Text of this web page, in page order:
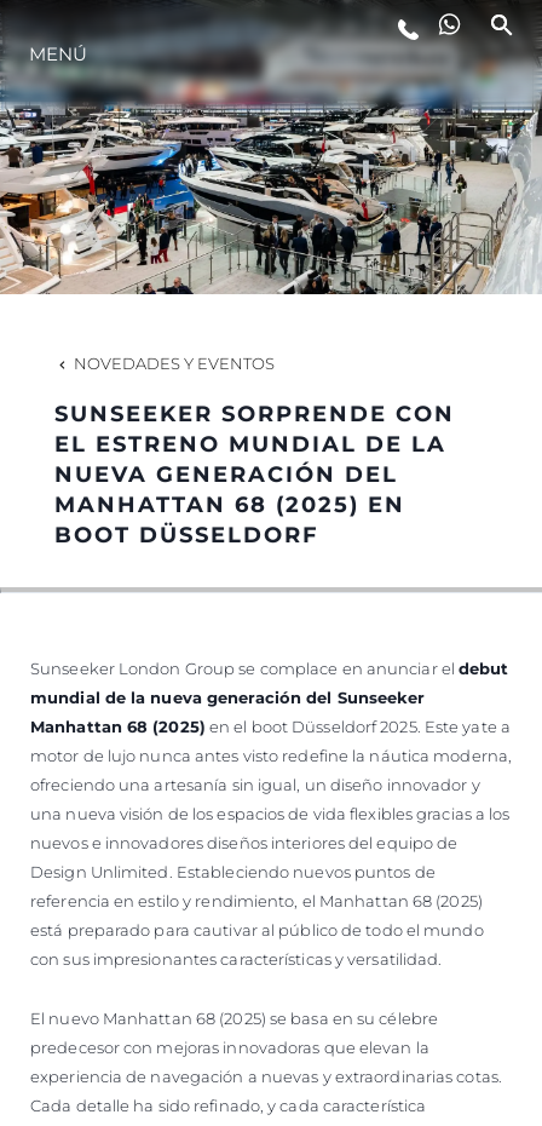
ESTILO DE VIDA
INNOVACIÓN
¿QUIÉNES SOMOS?
EL EQUIPO
HISTORIA
VALORE SU EMBARCACIÓN
MENÚ
NOVEDADES Y EVENTOS
SUNSEEKER SORPRENDE CON
EL ESTRENO MUNDIAL DE LA
NUEVA GENERACIÓN DEL
MANHATTAN 68 (2025) EN
BOOT DÜSSELDORF
Sunseeker London Group se complace en anunciar el debut
mundial de la nueva generación del Sunseeker
Manhattan 68 (2025) en el boot Düsseldorf 2025. Este yate a
motor de lujo nunca antes visto redefine la náutica moderna,
ofreciendo una artesanía sin igual, un diseño innovador y
una nueva visión de los espacios de vida flexibles gracias a los
nuevos e innovadores diseños interiores del equipo de
Design Unlimited. Estableciendo nuevos puntos de
referencia en estilo y rendimiento, el Manhattan 68 (2025)
está preparado para cautivar al público de todo el mundo
con sus impresionantes características y versatilidad.
El nuevo Manhattan 68 (2025) se basa en su célebre
predecesor con mejoras innovadoras que elevan la
experiencia de navegación a nuevas y extraordinarias cotas.
Cada detalle ha sido refinado, y cada característica